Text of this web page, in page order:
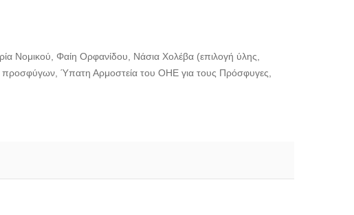
Νομικού, Φαίη Ορφανίδου, Νάσια Χολέβα (επιλογή ύλης,
προσφύγων, Ύπατη Αρμοστεία του ΟΗΕ για τους Πρόσφυγες,